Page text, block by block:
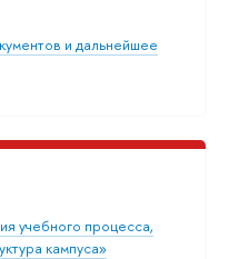
и дальнейшее
учебного процесса,
кампуса»